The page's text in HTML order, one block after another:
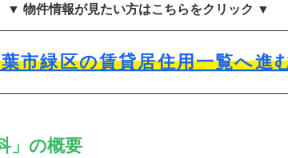
▼ 物件情報が見たい方はこちらをクリック ▼
市緑区の賃貸居住用一覧へ進
」の概要